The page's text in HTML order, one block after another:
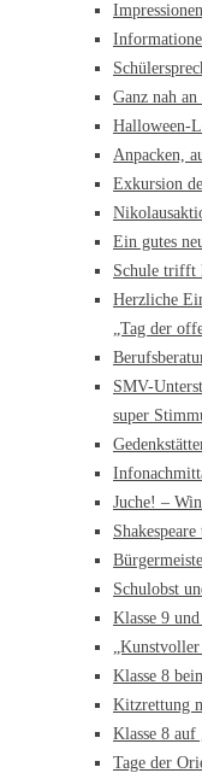
Ganz nah
Halloween-
Anpacken,
Exkursion
Ein gutes
Schule trifft
Herzliche
„Tag der
SMV-
super
Juche! –
Schulobst
Klasse 9
Klasse 8
Kitzrettung
Klasse 8 auf
Tage der